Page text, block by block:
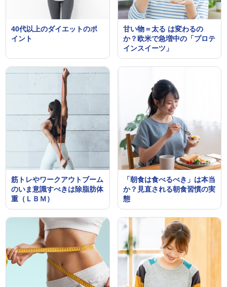
40代以上のダイエットのポ
イント
甘い物＝太る は変わるの
か？欧米で急増中の「プロテ
インスイーツ」
筋トレやワークアウトブーム
のいま意識すべきは除脂肪体
重（ＬＢＭ）
「朝食は食べるべき」は本当
か？見直される朝食習慣の実
態